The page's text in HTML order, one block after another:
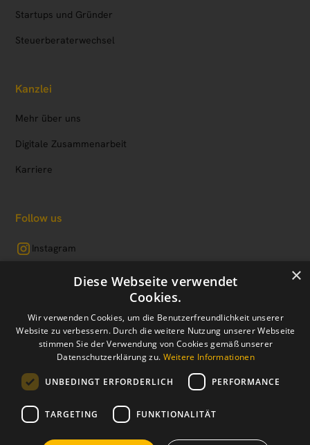
Startups und Gründer
Steuerberaterwechsel
Kanzlei
Mehr über uns
Digitale Zusammenarbeit
Karriere
Follow us
Instagram
2024 made by IMMERFOLG. 😎
Impressum Datenschutz Cookie-Einstellungen
×
Diese Webseite verwendet
Cookies.
Wir verwenden Cookies, um die Benutzerfreundlichkeit unserer
Website zu verbessern. Durch die weitere Nutzung unserer Webseite
stimmen Sie der Verwendung von Cookies gemäß unserer
Datenschutzerklärung zu. Weitere Informationen
UNBEDINGT ERFORDERLICH PERFORMANCE
TARGETING FUNKTIONALITÄT